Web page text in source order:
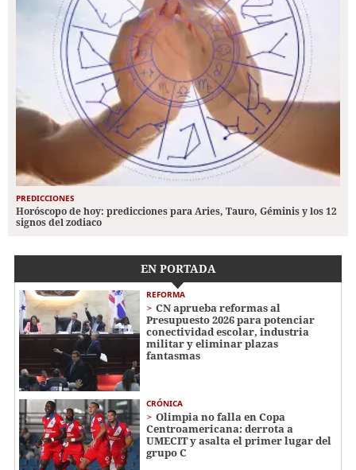
PREDICCIONES
Horóscopo de hoy: predicciones para Aries, Tauro, Géminis y los 12
signos del zodiaco
EN PORTADA
REFORMA
CN aprueba reformas al
Presupuesto 2026 para potenciar
conectividad escolar, industria
militar y eliminar plazas
fantasmas
CRÓNICA
Olimpia no falla en Copa
Centroamericana: derrota a
UMECIT y asalta el primer lugar del
grupo C